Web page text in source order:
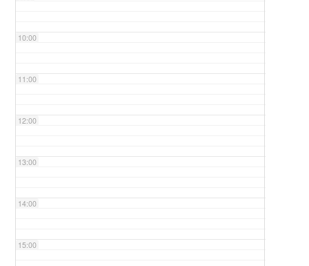
10:00
11:00
12:00
13:00
14:00
15:00